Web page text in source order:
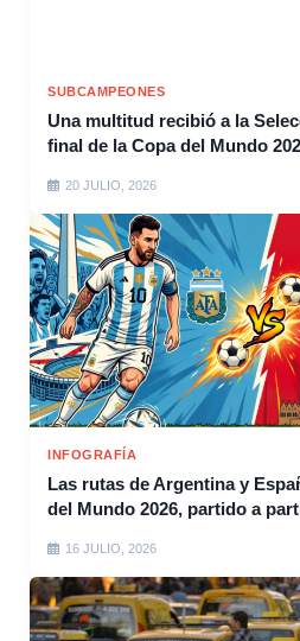
SUBCAMPEONES
Una multitud recibió a la
final de la Copa del Mundo
20 JULIO, 2026
INFOGRAFÍA
Las rutas de Argentina y
del Mundo 2026, partido a
16 JULIO, 2026